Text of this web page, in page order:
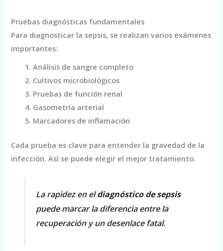
Pruebas diagnósticas fundamentales
Para diagnosticar la sepsis, se realizan varios exámenes
importantes:
Análisis de sangre completo
Cultivos microbiológicos
Pruebas de función renal
Gasometría arterial
Marcadores de inflamación
Cada prueba es clave para entender la gravedad de la
infección. Así se puede elegir el mejor tratamiento.
La rapidez en eldiagnóstico de sepsis
puede marcar la diferencia entre la
recuperación y un desenlace fatal.